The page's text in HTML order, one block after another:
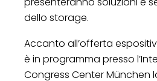
dello storage.
Accanto all’offerta
è in programma presso
Congress Center München